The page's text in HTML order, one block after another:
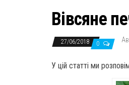
Вівсяне
27/06/2018 0
У цій статті ми